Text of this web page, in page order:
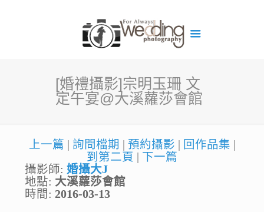
[婚禮攝影]宗明玉珊 文
定午宴@大溪蘿莎會館
上一篇 詢問檔期 預約攝影 回作品集
到第二頁
下一篇
攝影師: 婚攝大J
地點: 大溪蘿莎會館
時間: 2016-03-13